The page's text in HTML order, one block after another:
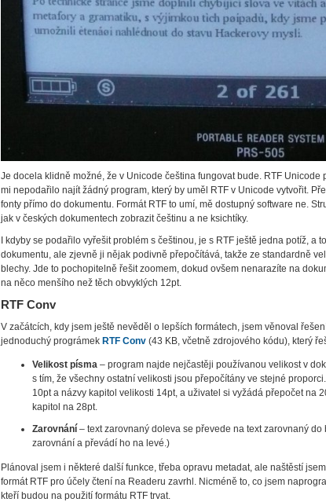
Je docela klidně možné, že v Unicode čeština fungovat bude. RTF
mi nepodařilo najít žádný program, který by uměl RTF v Unicode vytvořit.
fonty přímo do dokumentu. Formát RTF to umí, mě dostupný software ne.
jak v českých dokumentech zobrazit češtinu a ne ksichtíky.
I kdyby se podařilo vyřešit problém s češtinou, je s RTF ještě jedna potíž, a
dokumentu, ale zjevně ji nějak podivně přepočítává, takže ze standardně
blechy. Jde to pochopitelně řešit zoomem, dokud ovšem nenarazíte na
na něco menšího než těch obvyklých 12pt.
RTF Conv
V začátcích, kdy jsem ještě nevěděl o lepších formátech, jsem věnoval
jednoduchý prográmek RTF Conv(43 KB, včetně zdrojového kódu), který
Velikost písma– program najde nejčastěji používanou velikost v
s tím, že všechny ostatní velikosti jsou přepočítány ve stejné
10pt a názvy kapitol velikosti 14pt, a uživatel si vyžádá přepočet na
kapitol na 28pt.
Zarovnání– text zarovnaný doleva se převede na text zarovnaný
zarovnání a převádí ho na levé.)
Plánoval jsem i některé další funkce, třeba opravu metadat, ale naštěstí
formát RTF pro účely čtení na Readeru zavrhl. Nicméně to, co jsem
kteří budou na použití formátu RTF trvat.